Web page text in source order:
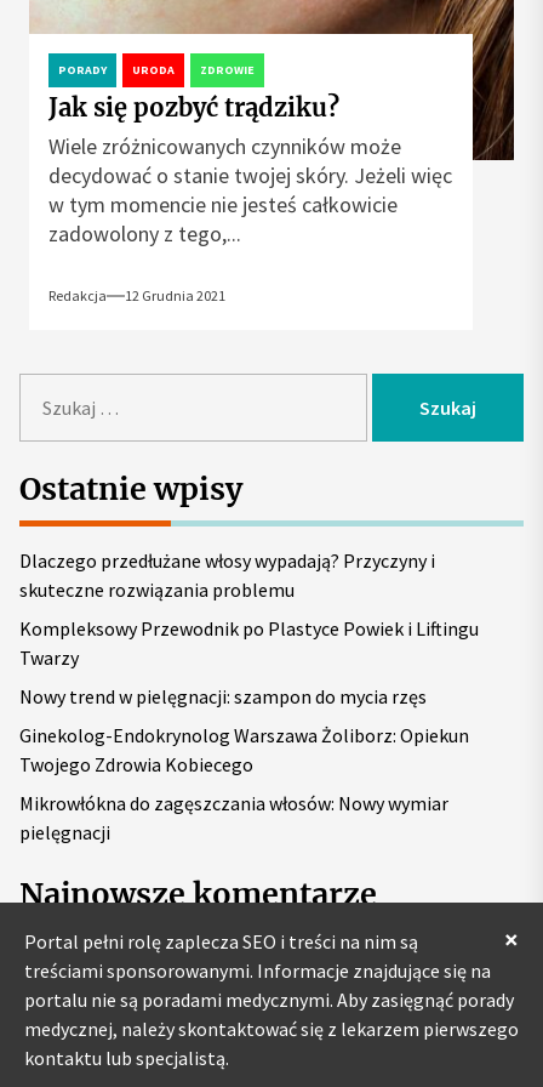
×
Portal pełni rolę zaplecza SEO i treści na nim są
treściami sponsorowanymi. Informacje znajdujące się na
portalu nie są poradami medycznymi. Aby zasięgnąć porady
medycznej, należy skontaktować się z lekarzem pierwszego
kontaktu lub specjalistą.
PORADY URODA ZDROWIE
Jak się pozbyć trądziku?
Wiele zróżnicowanych czynników może
decydować o stanie twojej skóry. Jeżeli więc
w tym momencie nie jesteś całkowicie
zadowolony z tego,...
Redakcja 12 Grudnia 2021
u
k
a
j
:
Ostatnie wpisy
Dlaczego przedłużane włosy wypadają? Przyczyny i
skuteczne rozwiązania problemu
Kompleksowy Przewodnik po Plastyce Powiek i Liftingu
Twarzy
Nowy trend w pielęgnacji: szampon do mycia rzęs
Ginekolog-Endokrynolog Warszawa Żoliborz: Opiekun
Twojego Zdrowia Kobiecego
Mikrowłókna do zagęszczania włosów: Nowy wymiar
pielęgnacji
Najnowsze komentarze